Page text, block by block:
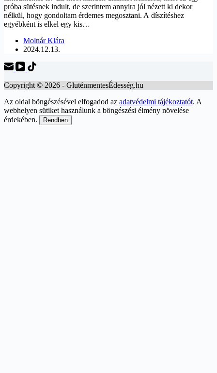
próba sütésnek indult, de szerintem annyira jól nézett ki dekor
nélkül, hogy gondoltam érdemes megosztani. A díszítéshez
egyébként is elkel egy kis…
Molnár Klára
2024.12.13.
Copyright © 2026 - GluténmentesÉdesség.hu
Az oldal böngészésével elfogadod az adatvédelmi tájékoztatót. A
webhelyen sütiket használunk a böngészési élmény növelése
érdekében.
Rendben